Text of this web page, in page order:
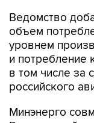
Ведомство
объем
уровнем
и потребление
в том числе за
российского
Минэнерго